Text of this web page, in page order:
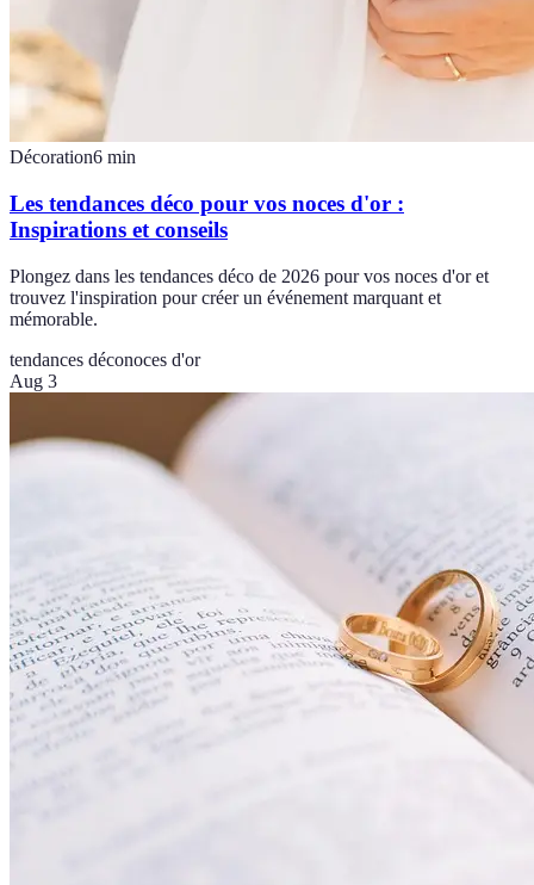
Décoration6 min
Les tendances déco pour vos noces d'or :
Inspirations et conseils
Plongez dans les tendances déco de 2026 pour vos noces d'or et
trouvez l'inspiration pour créer un événement marquant et
mémorable.
tendances déconoces d'or
Aug 3